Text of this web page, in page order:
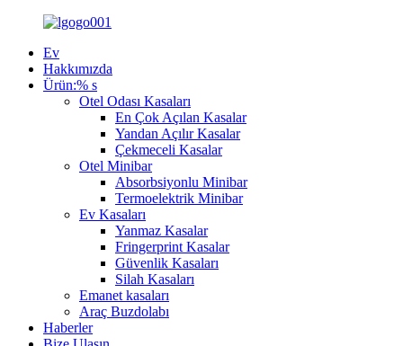
Ev
Hakkımızda
Ürün:% s
Otel Odası Kasaları
En Çok Açılan Kasalar
Yandan Açılır Kasalar
Çekmeceli Kasalar
Otel Minibar
Absorbsiyonlu Minibar
Termoelektrik Minibar
Ev Kasaları
Yanmaz Kasalar
Fringerprint Kasalar
Güvenlik Kasaları
Silah Kasaları
Emanet kasaları
Araç Buzdolabı
Haberler